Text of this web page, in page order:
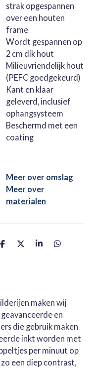
strak opgespannen
over een houten
frame
Wordt gespannen op
2 cm dik hout
Milieuvriendelijk hout
(PEFC goedgekeurd)
Kant en klaar
geleverd, inclusief
ophangsysteem
Beschermd met een
coating
Meer over omslag
Meer over
materialen
D
D
S
D
maken wij
en
die gebruik maken
inkt worden met
per minuut op
een diep contrast,